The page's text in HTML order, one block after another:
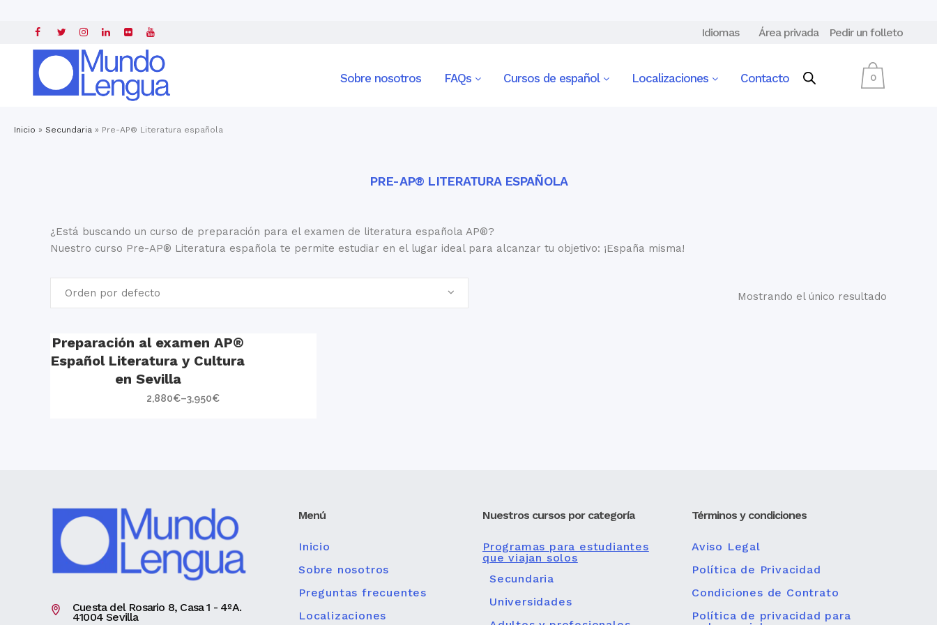
Idiomas Área privada Pedir un folleto
0
Sobre nosotros FAQs Cursos de español Localizaciones Contacto
Inicio » Secundaria » Pre-AP® Literatura española
PRE-AP® LITERATURA ESPAÑOLA
¿Está buscando un curso de preparación para el examen de literatura española AP®?
Nuestro curso Pre-AP® Literatura española te permite estudiar en el lugar ideal para alcanzar tu objetivo: ¡España misma!
Mostrando el único resultado
Orden por defecto
Preparación al examen AP®
Español Literatura y Cultura
en Sevilla
2,880€–3,950€
Cuesta del Rosario 8, Casa 1 - 4ºA.
41004 Sevilla
Menú
Inicio
Sobre nosotros
Preguntas frecuentes
Localizaciones
Nuestros cursos por categoría
Programas para estudiantes
que viajan solos
Secundaria
Universidades
Términos y condiciones
Aviso Legal
Política de Privacidad
Condiciones de Contrato
Política de privacidad para